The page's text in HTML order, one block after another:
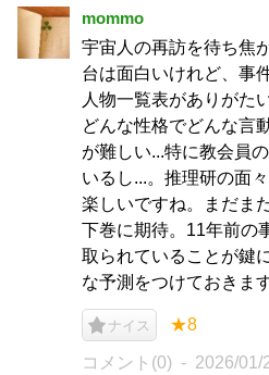
mommo
宇宙人の再訪を待ち焦
台は面白いけれど、事
人物一覧表がありがた
どんな性格でどんな言
が難しい...特に教会員
いるし...。推理研の面
楽しいですね。まだま
下巻に期待。11年前の
取られていることが鍵
な予測をつけておきます
ナイス ★8
コメント(0) 2026/01/